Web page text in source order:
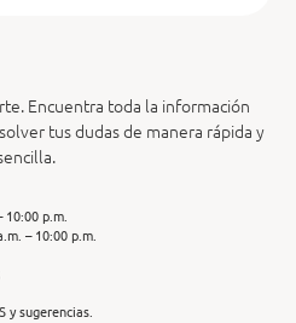
Encuentra toda la información
tus dudas de manera rápida y
10:00 p.m.
– 10:00 p.m.
y sugerencias.